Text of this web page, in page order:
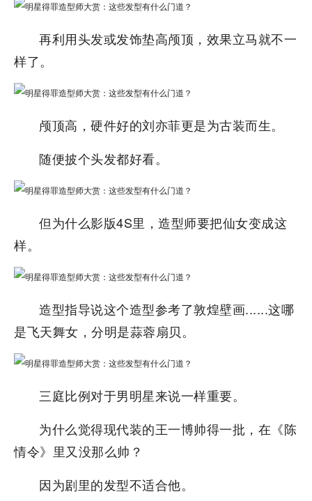
再利用头发或发饰垫高颅顶，效果立马就不一
样了。
颅顶高，硬件好的刘亦菲更是为古装而生。
随便披个头发都好看。
但为什么影版4S里，造型师要把仙女变成这
样。
造型指导说这个造型参考了敦煌壁画......这哪
是飞天舞女，分明是蒜蓉扇贝。
三庭比例对于男明星来说一样重要。
为什么觉得现代装的王一博帅得一批，在《陈
情令》里又没那么帅？
因为剧里的发型不适合他。